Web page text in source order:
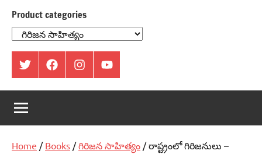
Product categories
ట్విట్టర్
ఫేస్
బుక్
ఇంస్టాగ్రామ్యూట్యూబ్
Home / Books /గిరిజన సాహిత్యం / రాష్ట్రంలో గిరిజనులు –